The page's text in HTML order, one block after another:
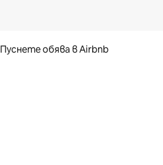
Пуснете обява в Airbnb